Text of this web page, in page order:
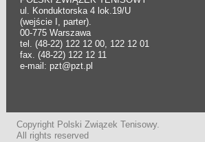
ul. Konduktorska 4 lok.19/U
(wejście I, parter).
00-775 Warszawa
tel. (48-22) 122 12 00, 122 12 01
fax. (48-22) 122 12 11
e-mail: pzt@pzt.pl
Copyright Polski Związek Tenisowy.
All rights reserved